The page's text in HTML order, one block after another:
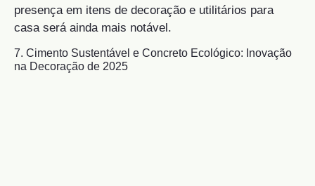
presença em itens de decoração e utilitários para
casa será ainda mais notável.
7. Cimento Sustentável e Concreto Ecológico: Inovação
na Decoração de 2025